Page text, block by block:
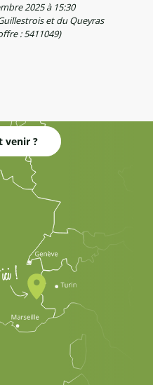
2025 à 15:30
et du Queyras
:5411049)
venir ?